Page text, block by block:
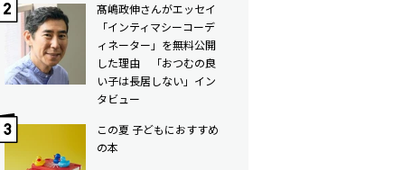
髙嶋政伸さんがエッセイ
「インティマシーコーデ
ィネーター」を無料公開
した理由 「おつむの良
い子は長居しない」イン
タビュー
この夏 子どもにおすすめ
の本